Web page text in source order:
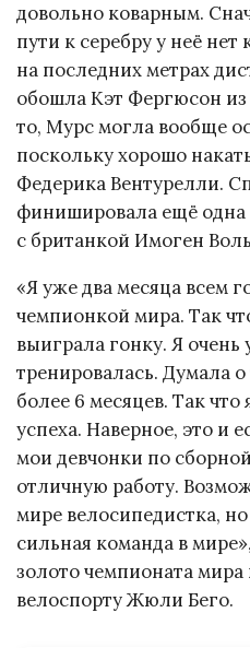
довольно коварным.
пути к серебру у неё
на последних метрах
обошла Кэт Фергюсон
то, Мурс могла вообще
поскольку хорошо
Федерика Вентурелли.
финишировала ещё одна
с британкой Имоген
«Я уже два месяца всем
чемпионкой мира. Так
выиграла гонку. Я очень
тренировалась. Думала
более 6 месяцев. Так что
успеха. Наверное, это и
мои девчонки по
отличную работу.
мире велосипедистка,
сильная команда в
золото чемпионата
велоспорту Жюли Бего.